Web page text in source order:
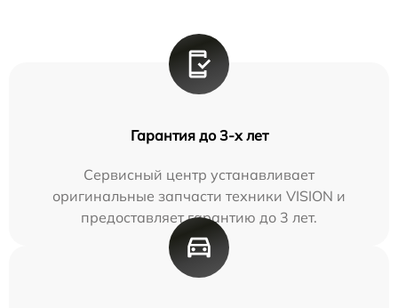
Гарантия до 3-х лет
Сервисный центр устанавливает
оригинальные запчасти техники VISION и
предоставляет гарантию до 3 лет.